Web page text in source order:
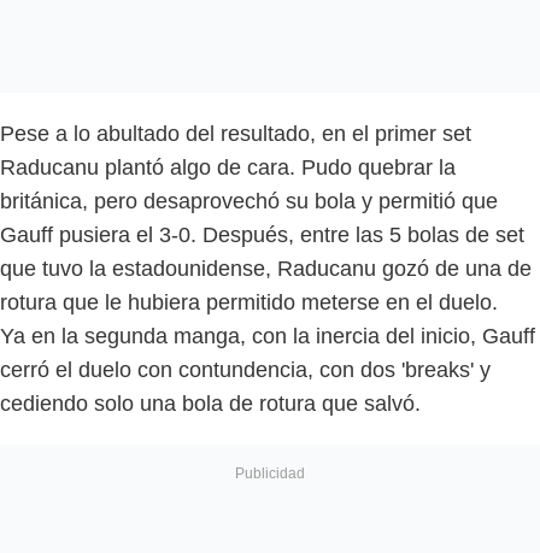
Pese a lo abultado del resultado, en el primer set
Raducanu plantó algo de cara. Pudo quebrar la
británica, pero desaprovechó su bola y permitió que
Gauff pusiera el 3-0. Después, entre las 5 bolas de set
que tuvo la estadounidense, Raducanu gozó de una de
rotura que le hubiera permitido meterse en el duelo.
Ya en la segunda manga, con la inercia del inicio, Gauff
cerró el duelo con contundencia, con dos 'breaks' y
cediendo solo una bola de rotura que salvó.